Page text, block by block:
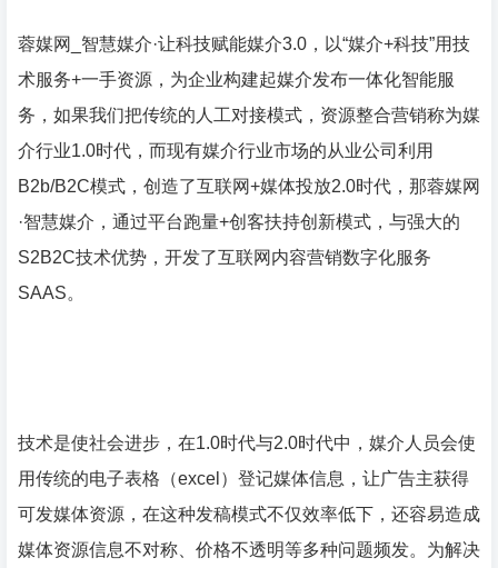
蓉媒网_智慧媒介·让科技赋能媒介3.0，以“媒介+科技”用技
术服务+一手资源，为企业构建起媒介发布一体化智能服
务，如果我们把传统的人工对接模式，资源整合营销称为媒
介行业1.0时代，而现有媒介行业市场的从业公司利用
B2b/B2C模式，创造了互联网+媒体投放2.0时代，那蓉媒网
·智慧媒介，通过平台跑量+创客扶持创新模式，与强大的
S2B2C技术优势，开发了互联网内容营销数字化服务
SAAS。
技术是使社会进步，在1.0时代与2.0时代中，媒介人员会使
用传统的电子表格（excel）登记媒体信息，让广告主获得
可发媒体资源，在这种发稿模式不仅效率低下，还容易造成
媒体资源信息不对称、价格不透明等多种问题频发。为解决